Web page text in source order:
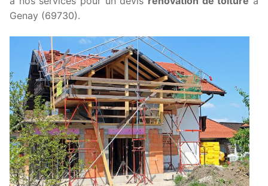
Genay (69730).